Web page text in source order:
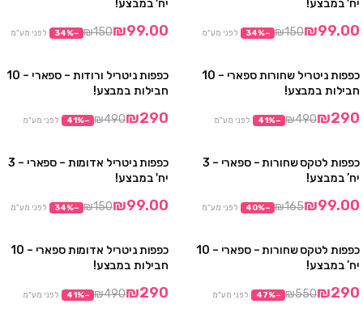
יח' במבצע!
₪99.00
₪150
−
34% לפני מע"מ
יח' במבצע!
₪99.00
₪150
−
34% לפני מע"מ
כפפות ניטריל שחורות ספארי – 10
חבילות במבצע!
₪290
₪490
−
41% לפני מע"מ
כפפות ניטריל ורודות – ספארי – 10
חבילות במבצע!
₪290
₪490
−
41% לפני מע"מ
כפפות לטקס שחורות – ספארי – 3
יח’ במבצע!
₪99.00
₪165
−
40% לפני מע"מ
כפפות ניטריל אדומות – ספארי – 3
יח' במבצע!
₪99.00
₪150
−
34% לפני מע"מ
כפפות לטקס שחורות – ספארי – 10
יח’ במבצע!
₪290
₪550
−
47% לפני מע"מ
כפפות ניטריל אדומות ספארי – 10
חבילות במבצע!
₪290
₪490
−
41% לפני מע"מ